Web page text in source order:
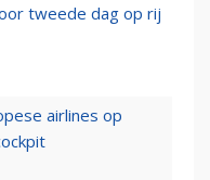
tweede dag op rij
airlines op